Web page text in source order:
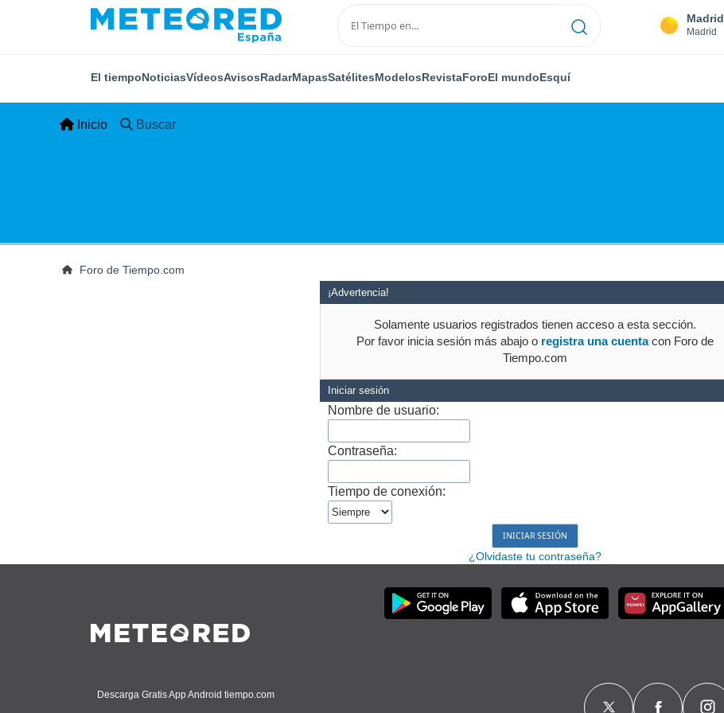
Madrid
Madrid
El tiempoNoticiasVídeosAvisosRadarMapasSatélitesModelosRevistaForoEl mundoEsquí
Inicio Buscar
Foro de Tiempo.com
¡Advertencia!
Solamente usuarios registrados tienen acceso a esta sección.
Por favor inicia sesión más abajo o registra una cuentacon Foro de
Tiempo.com
Iniciar sesión
Nombre de usuario:
Contraseña:
Tiempo de conexión:
¿Olvidaste tu contraseña?
Descarga Gratis App Android tiempo.com